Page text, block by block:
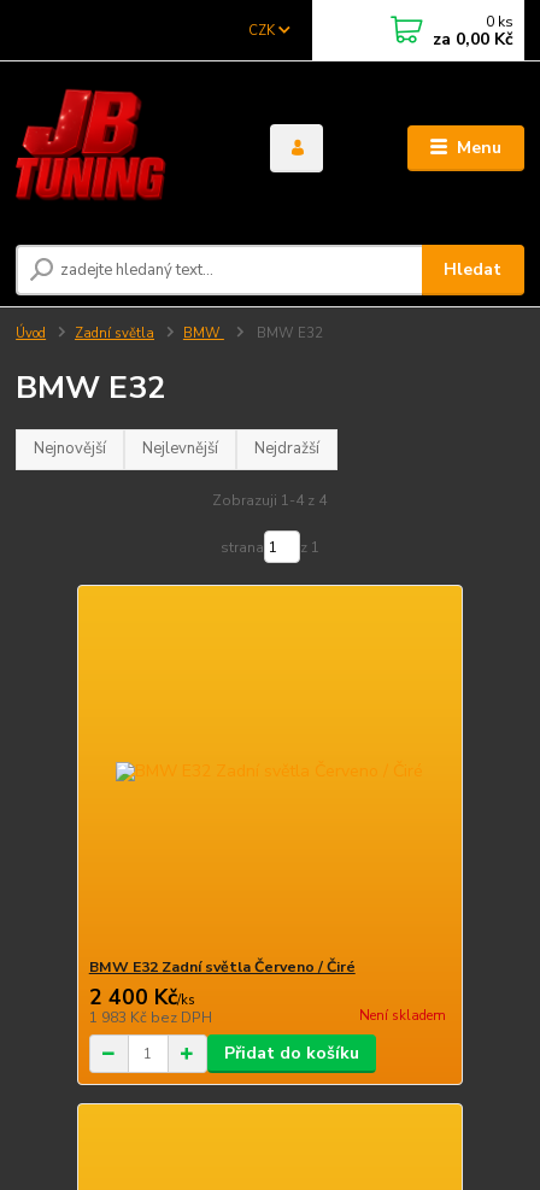
Menu
CZK
Hledat
0 ks
za 0,00 Kč
Úvod Zadní světla BMW BMW E32
BMW E32
Nejnovější Nejlevnější Nejdražší
Zobrazuji 1-4 z 4
strana z 1
BMW E32 Zadní světla Červeno / Čiré
2 400 Kč/ks
1 983 Kč bez DPH Není skladem
Přidat do košíku